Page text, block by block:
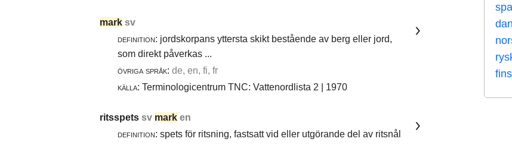
mark sv
definition: jordskorpans yttersta skikt bestående av berg eller jord,
som direkt påverkas ...
övriga språk: de, en, fi, fr
källa: Terminologicentrum TNC: Vattenordlista 2 | 1970
ritsspets sv mark en
definition: spets för ritsning, fastsatt vid eller utgörande del av ritsnål